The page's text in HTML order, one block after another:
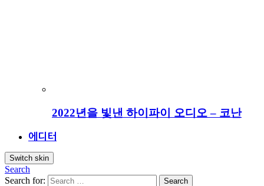
2022년을 빛낸 하이파이 오디오 – 코난
에디터
Switch skin
Search
Search for:
Search